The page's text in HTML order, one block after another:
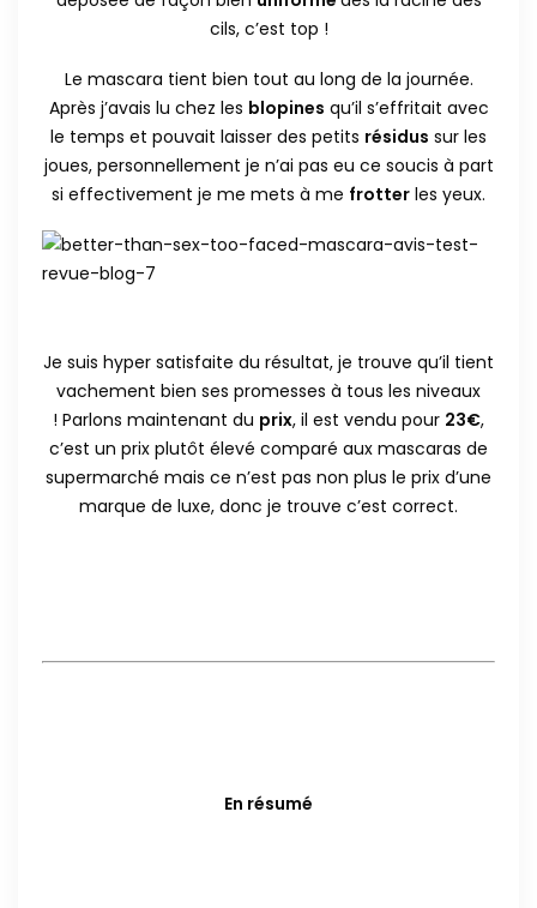
cils, c’est top !
Le mascara tient bien tout au long de la journée.
Après j’avais lu chez les blopines qu’il s’effritait avec
le temps et pouvait laisser des petits résidus sur les
joues, personnellement je n’ai pas eu ce soucis à part
si effectivement je me mets à me frotter les yeux.
Je suis hyper satisfaite du résultat, je trouve qu’il tient
vachement bien ses promesses à tous les niveaux
! Parlons maintenant du prix, il est vendu pour 23€,
c’est un prix plutôt élevé comparé aux mascaras de
supermarché mais ce n’est pas non plus le prix d’une
marque de luxe, donc je trouve c’est correct.
En résumé